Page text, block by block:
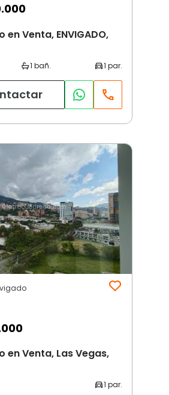
Venta, ENVIGADO,
en Venta, Las Vegas,